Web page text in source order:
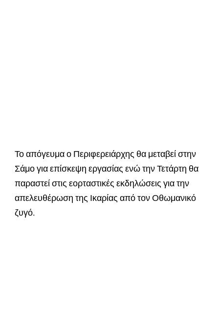
Το απόγευμα ο Περιφερειάρχης θα μεταβεί στην
Σάμο για επίσκεψη εργασίας ενώ την Τετάρτη θα
παραστεί στις εορταστικές εκδηλώσεις για την
απελευθέρωση της Ικαρίας από τον Οθωμανικό
ζυγό.